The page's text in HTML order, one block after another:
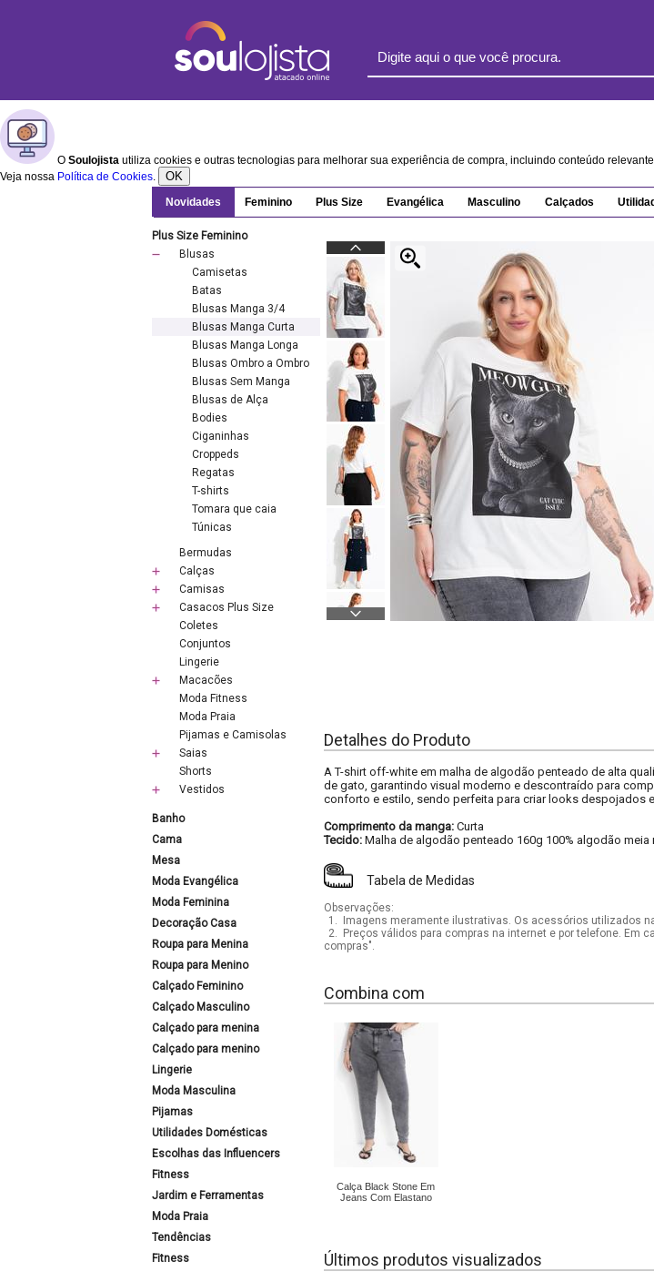
O Soulojista utiliza cookies e outras tecnologias para melhorar sua experiência de compra, incluindo conteúdo
Veja nossa Política de Cookies. OK
Novidades Feminino Plus Size Evangélica Masculino Calçados
Plus Size Feminino
Blusas
Camisetas
Batas
Blusas Manga 3/4
Blusas Manga Curta
Blusas Manga Longa
Blusas Ombro a Ombro
Blusas Sem Manga
Blusas de Alça
Bodies
Ciganinhas
Croppeds
Regatas
T-shirts
Tomara que caia
Túnicas
Bermudas
Calças
Camisas
Casacos Plus Size
Coletes
Conjuntos
Lingerie
Macacões
Moda Fitness
Moda Praia
Pijamas e Camisolas
Saias
Shorts
Vestidos
Banho
Cama
Mesa
Moda Evangélica
Moda Feminina
Decoração Casa
Roupa para Menina
Roupa para Menino
Calçado Feminino
Calçado Masculino
Calçado para menina
Calçado para menino
Lingerie
Moda Masculina
Pijamas
Utilidades Domésticas
Escolhas das Influencers
Fitness
Jardim e Ferramentas
Moda Praia
Tendências
Fitness
Detalhes do Produto
A T-shirt off-white em malha de algodão penteado de alta
de gato, garantindo visual moderno e descontraído para
conforto e estilo, sendo perfeita para criar looks despojados
Comprimento da manga: Curta
Tecido: Malha de algodão penteado 160g 100% algodão meia
Tabela de Medidas
Observações:
1.
Imagens meramente ilustrativas. Os acessórios utilizados
2.
Preços válidos para compras na internet e por telefone. Em
compras".
Combina com
Calça Black Stone Em
Jeans Com Elastano
Últimos produtos visualizados